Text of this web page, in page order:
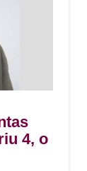
4, o